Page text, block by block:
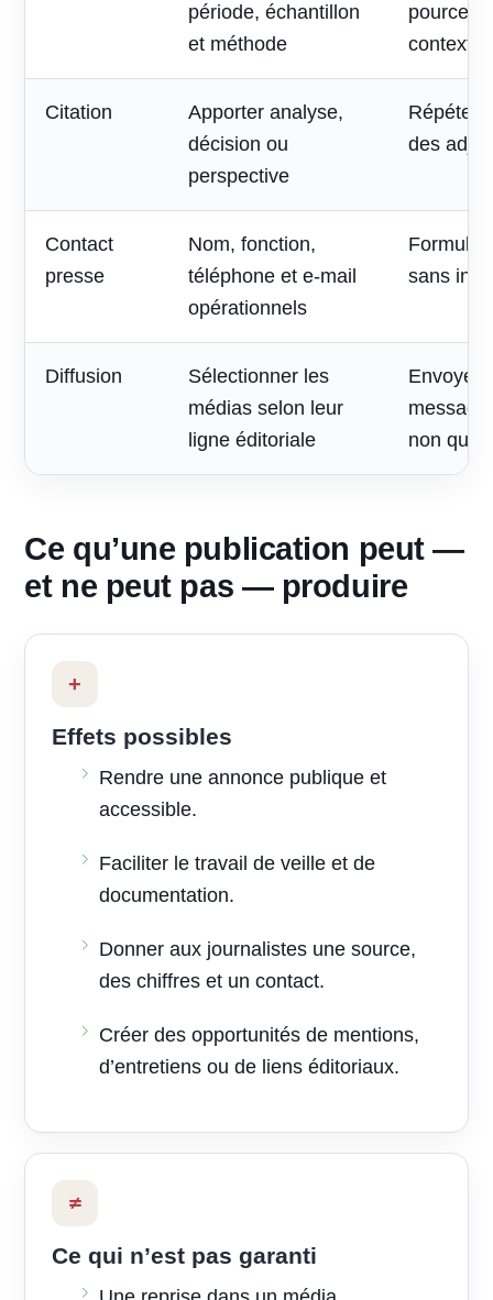
période, échantillon
et méthode
contexte
Citation
Apporter analyse,
décision ou
perspective
Répéter
des
Contact
presse
Nom, fonction,
téléphone et e-mail
opérationnels
sans
Diffusion
Sélectionner les
médias selon leur
ligne éditoriale
Envoyer
non
Ce qu’une publication peut —
et ne peut pas — produire
+
Effets possibles
Rendre une annonce publique et
accessible.
Faciliter le travail de veille et de
documentation.
Donner aux journalistes une source,
des chiffres et un contact.
Créer des opportunités de mentions,
d’entretiens ou de liens éditoriaux.
≠
Ce qui n’est pas garanti